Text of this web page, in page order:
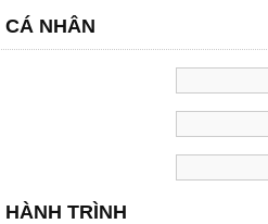
CÁ NHÂN
TRÌNH